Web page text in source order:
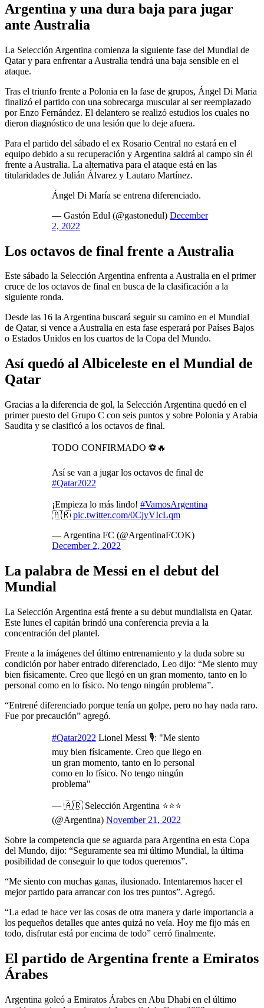
Argentina y una dura baja para jugar
ante Australia
La Selección Argentina comienza la siguiente fase del Mundial de
Qatar y para enfrentar a Australia tendrá una baja sensible en el
ataque.
Tras el triunfo frente a Polonia en la fase de grupos, Ángel Di Maria
finalizó el partido con una sobrecarga muscular al ser reemplazado
por Enzo Fernández. El delantero se realizó estudios los cuales no
dieron diagnóstico de una lesión que lo deje afuera.
Para el partido del sábado el ex Rosario Central no estará en el
equipo debido a su recuperación y Argentina saldrá al campo sin él
frente a Australia. La alternativa para el ataque está en las
titularidades de Julián Álvarez y Lautaro Martínez.
Ángel Di María se entrena diferenciado.
— Gastón Edul (@gastonedul) December
2, 2022
Los octavos de final frente a Australia
Este sábado la Selección Argentina enfrenta a Australia en el primer
cruce de los octavos de final en busca de la clasificación a la
siguiente ronda.
Desde las 16 la Argentina buscará seguir su camino en el Mundial
de Qatar, si vence a Australia en esta fase esperará por Países Bajos
o Estados Unidos en los cuartos de la Copa del Mundo.
Así quedó al Albiceleste en el Mundial de
Qatar
Gracias a la diferencia de gol, la Selección Argentina quedó en el
primer puesto del Grupo C con seis puntos y sobre Polonia y Arabia
Saudita y se clasificó a los octavos de final.
TODO CONFIRMADO ⚽️🔥
Así se van a jugar los octavos de final de
#Qatar2022
¡Empieza lo más lindo! #VamosArgentina
🇦🇷 pic.twitter.com/0CjyVIcLqm
— Argentina FC (@ArgentinaFCOK)
December 2, 2022
La palabra de Messi en el debut del
Mundial
La Selección Argentina está frente a su debut mundialista en Qatar.
Este lunes el capitán brindó una conferencia previa a la
concentración del plantel.
Frente a la imágenes del último entrenamiento y la duda sobre su
condición por haber entrado diferenciado, Leo dijo: “Me siento muy
bien físicamente. Creo que llegó en un gran momento, tanto en lo
personal como en lo físico. No tengo ningún problema”.
“Entrené diferenciado porque tenía un golpe, pero no hay nada raro.
Fue por precaución” agregó.
#Qatar2022 Lionel Messi 🎙️: "Me siento
muy bien físicamente. Creo que llego en
un gran momento, tanto en lo personal
como en lo físico. No tengo ningún
problema"
— 🇦🇷 Selección Argentina ⭐⭐⭐
(@Argentina) November 21, 2022
Sobre la competencia que se aguarda para Argentina en esta Copa
del Mundo, dijo: “Seguramente sea mi último Mundial, la última
posibilidad de conseguir lo que todos queremos”.
“Me siento con muchas ganas, ilusionado. Intentaremos hacer el
mejor partido para arrancar con los tres puntos”. Agregó.
“La edad te hace ver las cosas de otra manera y darle importancia a
los pequeños detalles que antes quizá no veía. Hoy me fijo más en
todo, disfrutar está por encima de todo” cerró finalmente.
El partido de Argentina frente a Emiratos
Árabes
Argentina goleó a Emiratos Árabes en Abu Dhabi en el último